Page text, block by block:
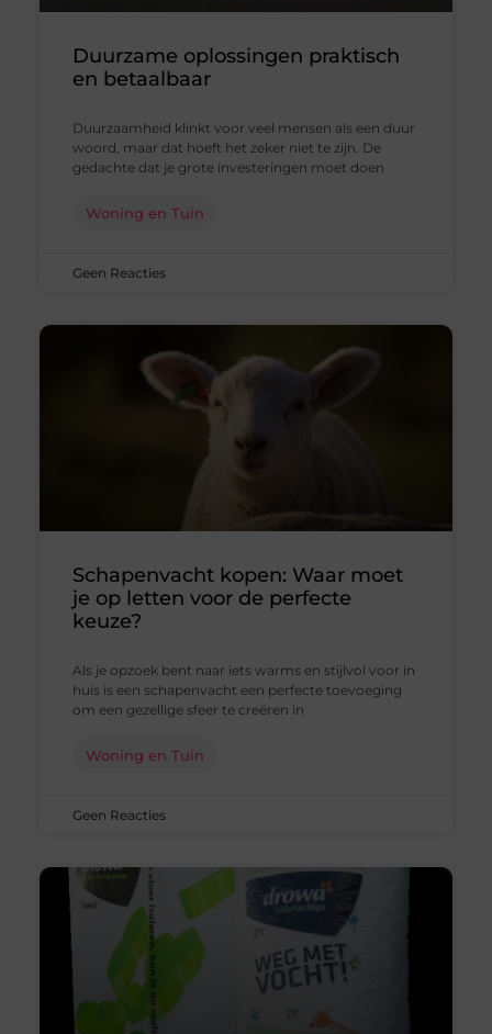
Duurzame oplossingen praktisch
en betaalbaar
Duurzaamheid klinkt voor veel mensen als een duur
woord, maar dat hoeft het zeker niet te zijn. De
gedachte dat je grote investeringen moet doen
Woning en Tuin
Geen Reacties
Schapenvacht kopen: Waar moet
je op letten voor de perfecte
keuze?
Als je opzoek bent naar iets warms en stijlvol voor in
huis is een schapenvacht een perfecte toevoeging
om een gezellige sfeer te creëren in
Woning en Tuin
Geen Reacties